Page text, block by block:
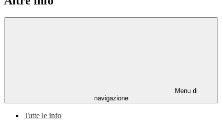
Menu di
navigazione
Tutte le info